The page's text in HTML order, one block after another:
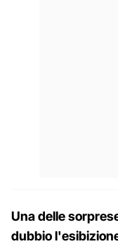
Una delle
dubbio